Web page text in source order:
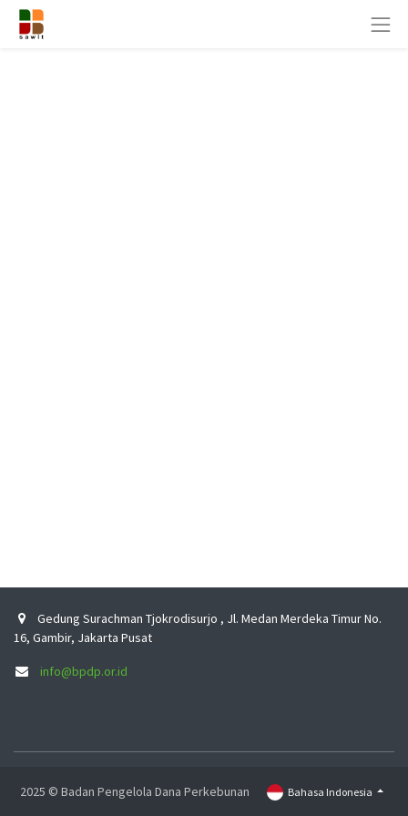
Gedung Surachman Tjokrodisurjo , Jl. Medan Merdeka Timur No.
16, Gambir, Jakarta Pusat
info@bpdp.or.id
2025 © Badan Pengelola Dana Perkebunan Bahasa Indonesia